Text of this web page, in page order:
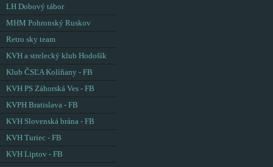
LH Dobový tábor
MHM Pohronský Ruskov
Retro sky team
KVH a strelecký klub Hodošík
Klub ČSĽA Kolíňany - FB
KVH PS Záhorská Ves - FB
KVPH Bratislava - FB
KVH Slovenská brána - FB
KVH Turiec - FB
KVH Liptov - FB